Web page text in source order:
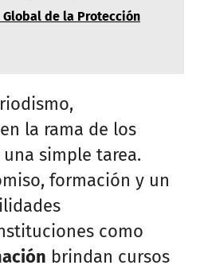
Global de la Protección
la rama de los
simple tarea.
formación y un
como
brindan cursos